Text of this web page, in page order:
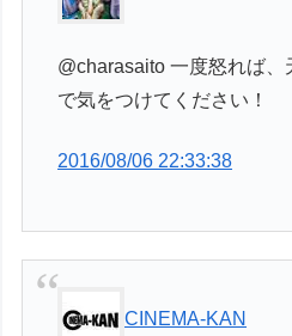
@charasaito 一度怒れば
で気をつけてください！
2016/08/06 22:33:38
CINEMA-KAN